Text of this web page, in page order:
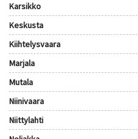
Karsikko
Keskusta
Kiihtelysvaara
Marjala
Mutala
Niinivaara
Niittylahti